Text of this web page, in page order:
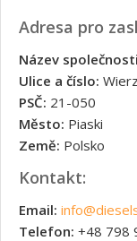
Adresa pro
Název
Ulice a číslo:
PSČ: 21-050
Město: Piaski
Země: Polsko
Kontakt:
Email:
Telefon: +48 798